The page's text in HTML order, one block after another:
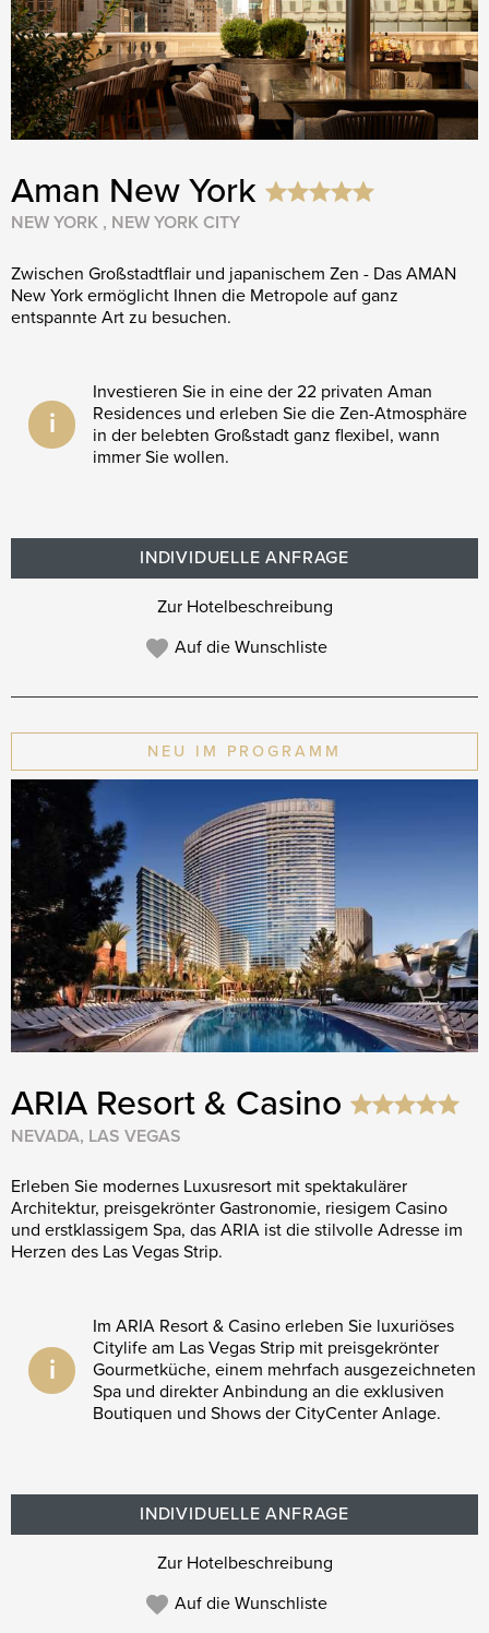
Aman New York
NEW YORK , NEW YORK CITY
Zwischen Großstadtflair und japanischem Zen - Das AMAN
New York ermöglicht Ihnen die Metropole auf ganz
entspannte Art zu besuchen.
i
Investieren Sie in eine der 22 privaten Aman
Residences und erleben Sie die Zen-Atmosphäre
in der belebten Großstadt ganz flexibel, wann
immer Sie wollen.
INDIVIDUELLE ANFRAGE
Zur Hotelbeschreibung
Auf die Wunschliste
NEU IM PROGRAMM
ARIA Resort & Casino
NEVADA, LAS VEGAS
Erleben Sie modernes Luxusresort mit spektakulärer
Architektur, preisgekrönter Gastronomie, riesigem Casino
und erstklassigem Spa, das ARIA ist die stilvolle Adresse im
Herzen des Las Vegas Strip.
i
Im ARIA Resort & Casino erleben Sie luxuriöses
Citylife am Las Vegas Strip mit preisgekrönter
Gourmetküche, einem mehrfach ausgezeichneten
Spa und direkter Anbindung an die exklusiven
Boutiquen und Shows der CityCenter Anlage.
INDIVIDUELLE ANFRAGE
Zur Hotelbeschreibung
Auf die Wunschliste